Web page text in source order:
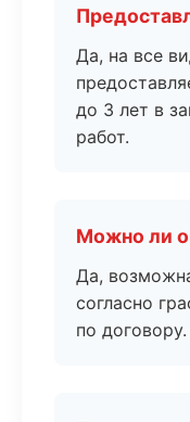
Да, на все
до 3 лет в
работ.
Можно ли
Да,
согласно
по договору.